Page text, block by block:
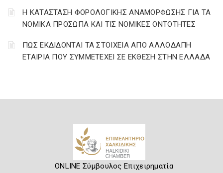
Η ΚΑΤΑΣΤΑΣΗ ΦΟΡΟΛΟΓΙΚΗΣ ΑΝΑΜΟΡΦΩΣΗΣ ΓΙΑ ΤΑ
ΝΟΜΙΚΑ ΠΡΟΣΩΠΑ ΚΑΙ ΤΙΣ ΝΟΜΙΚΕΣ ΟΝΤΟΤΗΤΕΣ
ΠΩΣ ΕΚΔΙΔΟΝΤΑΙ ΤΑ ΣΤΟΙΧΕΙΑ ΑΠΟ ΑΛΛΟΔΑΠΗ
ΕΤΑΙΡΙΑ ΠΟΥ ΣΥΜΜΕΤΕΧΕΙ ΣΕ ΕΚΘΕΣΗ ΣΤΗΝ ΕΛΛΑΔΑ
ONLINE Σύμβουλος Επιχειρηματία